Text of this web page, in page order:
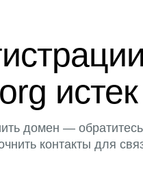
истек
домен —
контакты для